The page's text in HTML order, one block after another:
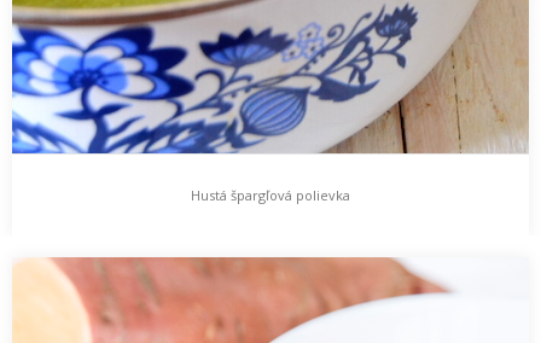
Hustá špargľová polievka